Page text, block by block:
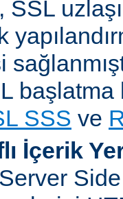
SSL
SSS ve
İçerik